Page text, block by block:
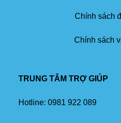
Chính sách
Chính sách
TRUNG TÂM TRỢ GIÚP
Hotline: 0981 922 089